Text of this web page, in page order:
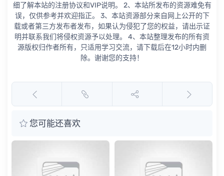
细了解本站的注册协议和VIP说明。 2、本站所发布的资源难免有
误，仅供参考并欢迎指正。 3、本站资源部分来自网上公开的下
载或者第三方发布者发布，如果认为侵犯了您的权益，请出示证
明并联系我们将侵权资源予以处理。 4、本站整理发布的所有资
源版权归作者所有，只适用学习交流，请下载后在12小时内删
除。谢谢您的支持！
您可能还喜欢